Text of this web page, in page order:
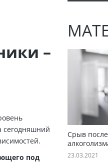
–
сегодняшний
под
Срыв
23.03.2021